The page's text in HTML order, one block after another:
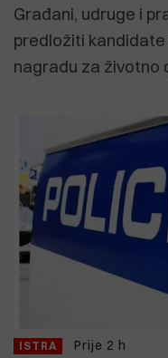
Građani, udruge i
predložiti
nagradu za životno
ISTRA Prije 2 h